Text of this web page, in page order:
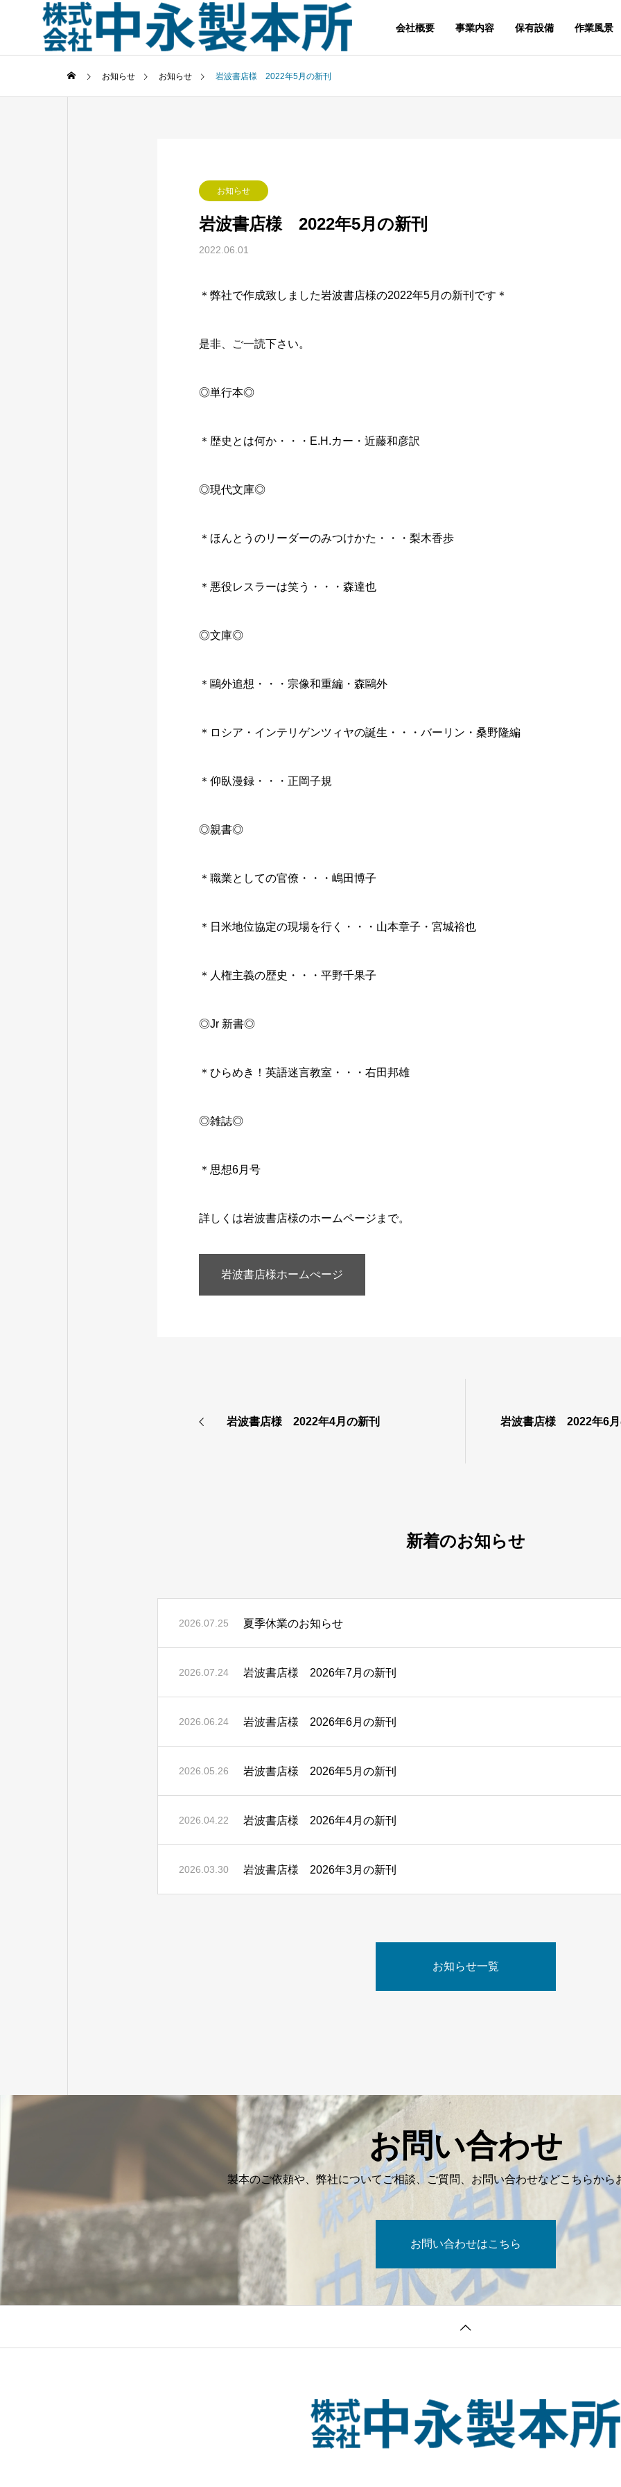
会社概要 事業内容 保有設備 作業風景
お知らせ お知らせ 岩波書店様 2022年5月の新刊
お知らせ
岩波書店様 2022年5月の新刊
2022.06.01
＊弊社で作成致しました岩波書店様の2022年5月の新刊です＊
是非、ご一読下さい。
◎単行本◎
＊歴史とは何か・・・E.H.カー・近藤和彦訳
◎現代文庫◎
＊ほんとうのリーダーのみつけかた・・・梨木香歩
＊悪役レスラーは笑う・・・森達也
◎文庫◎
＊鷗外追想・・・宗像和重編・森鷗外
＊ロシア・インテリゲンツィヤの誕生・・・バーリン・桑野隆編
＊仰臥漫録・・・正岡子規
◎親書◎
＊職業としての官僚・・・嶋田博子
＊日米地位協定の現場を行く・・・山本章子・宮城裕也
＊人権主義の歴史・・・平野千果子
◎Jr 新書◎
＊ひらめき！英語迷言教室・・・右田邦雄
◎雑誌◎
＊思想6月号
詳しくは岩波書店様のホームページまで。
岩波書店様ホームぺージ
岩波書店様 2022年4月の新刊 岩波書店様 2022年6月
新着のお知らせ
2026.07.25 夏季休業のお知らせ
2026.07.24 岩波書店様 2026年7月の新刊
2026.06.24 岩波書店様 2026年6月の新刊
2026.05.26 岩波書店様 2026年5月の新刊
2026.04.22 岩波書店様 2026年4月の新刊
2026.03.30 岩波書店様 2026年3月の新刊
お知らせ一覧
お問い合わせ
製本のご依頼や、弊社についてご相談、ご質問、お問い合わせなどこちらから
お問い合わせはこちら